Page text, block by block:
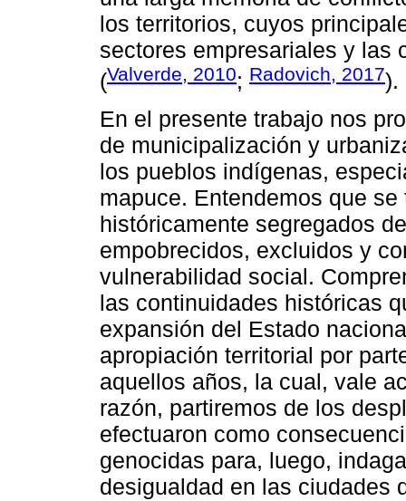
los territorios, cuyos
sectores empresariales y las
(Valverde, 2010; Radovich, 2017).
En el presente trabajo nos
de municipalización y
los pueblos indígenas,
mapuce. Entendemos que
históricamente segregados
empobrecidos, excluidos y
vulnerabilidad social.
las continuidades históricas
expansión del Estado
apropiación territorial por
aquellos años, la cual, vale
razón, partiremos de los
efectuaron como
genocidas para, luego,
desigualdad en las ciudades